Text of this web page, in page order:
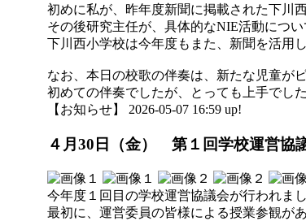
初めに私が、昨年度新聞に掲載された下川
その後研究主任が、具体的なNIE活動につ
下川西小学校は今年度もまた、新聞を活用
なお、本日の校歌の伴奏は、新たな児童が
初めての伴奏でしたが、とっても上手でした
【お知らせ】 2026-05-07 16:59 up!
４月30日（金） 第１回学校運営協
今年度１回目の学校運営協議会が行われまし
最初に、運営委員の皆様による授業参観が